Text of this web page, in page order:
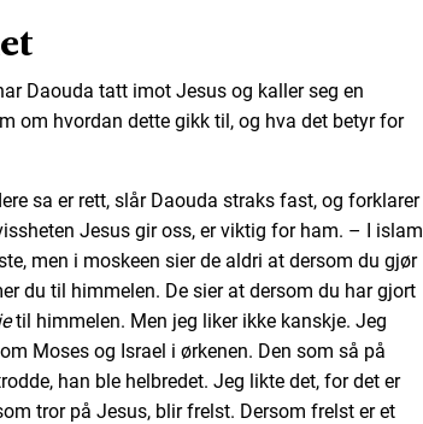
Daouda tatt imot Jesus og kaller seg en
om hvordan dette gikk til, og hva det betyr for
sa er rett, slår Daouda straks fast, og forklarer
Jesus gir oss, er viktig for ham. – I islam
men i moskeen sier de aldri at dersom du gjør
du til himmelen. De sier at dersom du har gjort
til himmelen. Men jeg liker ikke kanskje. Jeg
Moses og Israel i ørkenen. Den som så på
han ble helbredet. Jeg likte det, for det er
tror på Jesus, blir frelst. Dersom frelst er et